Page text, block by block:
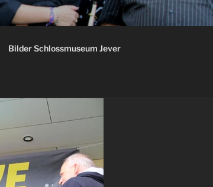
Bilder Schlossmuseum Jever